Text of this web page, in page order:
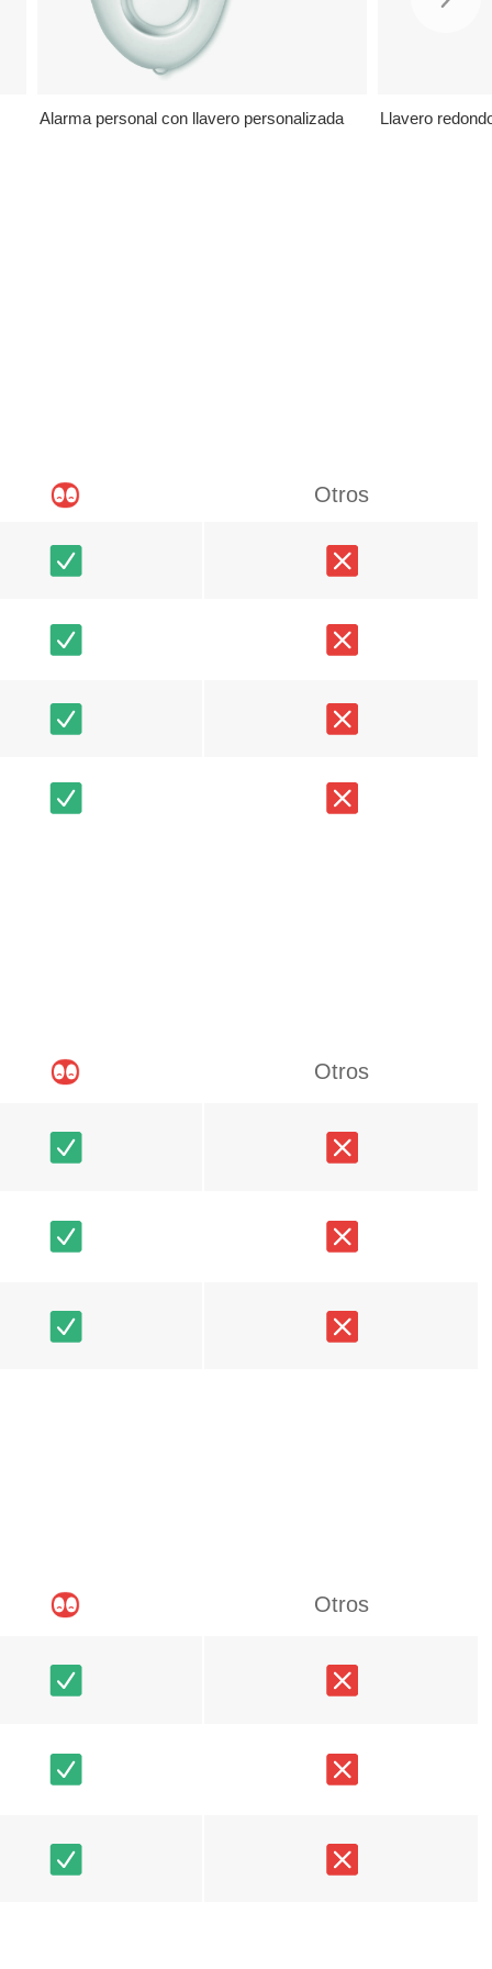
Alarma personal con llavero personalizada Llavero
Otros
Otros
Otros